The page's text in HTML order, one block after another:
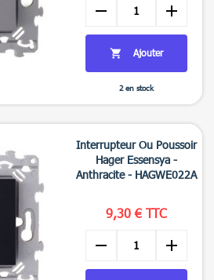
remove add
 Ajouter
2 en stock
Interrupteur Ou Poussoir
Hager Essensya -
Anthracite - HAGWE022A
9,30 € TTC
remove add